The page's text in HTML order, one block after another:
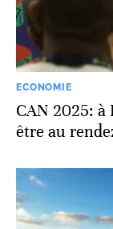
ECONOMIE
CAN 2025:
être au